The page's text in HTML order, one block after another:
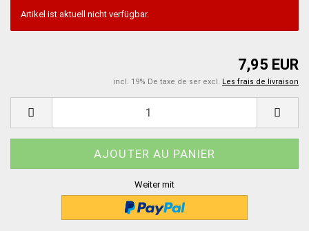
Artikel ist aktuell nicht verfügbar.
7,95 EUR
incl. 19% De taxe de ser excl. Les frais de livraison
Weiter mit